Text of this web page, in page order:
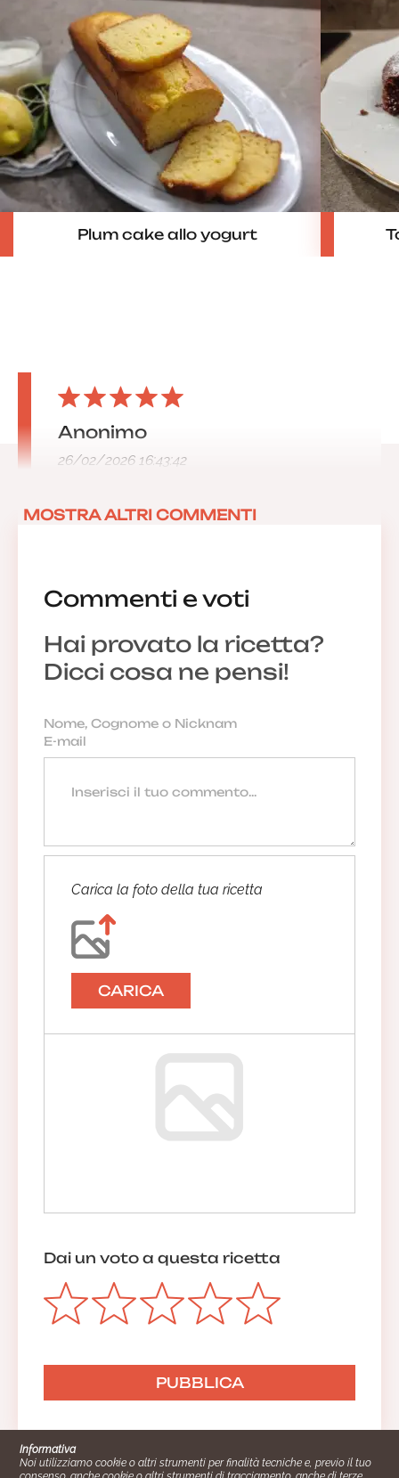
Plum cake allo yogurt
Commenti e voti
Hai provato la ricetta?
Dicci cosa ne pensi!
Carica la foto della tua ricetta
CARICA
Dai un voto a questa ricetta
Anonimo
26/02/2026 16:43:42
MOSTRA ALTRI COMMENTI
Informativa
Noi utilizziamo cookie o altri strumenti per finalità tecniche e, previo il tuo